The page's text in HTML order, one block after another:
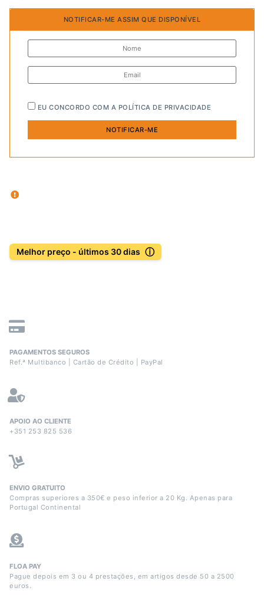
NOTIFICAR-ME ASSIM QUE DISPONÍVEL
EU CONCORDO COM A POLÍTICA DE PRIVACIDADE
Melhor preço - últimos 30 dias ⓘ
PAGAMENTOS SEGUROS
Ref.ª Multibanco | Cartão de Crédito | PayPal
APOIO AO CLIENTE
+351 253 825 536
ENVIO GRATUITO
Compras superiores a 350€ e peso inferior a 20 Kg. Apenas para
Portugal Continental
FLOA PAY
Pague depois em 3 ou 4 prestações, em artigos desde 50 a 2500
euros.